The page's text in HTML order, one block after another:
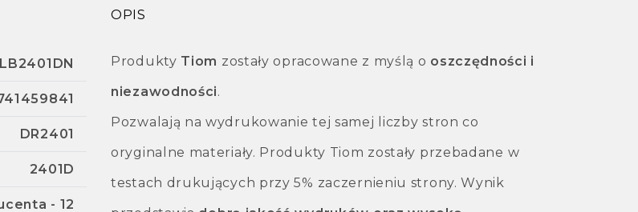
DR2401
2401D
- 12
OPIS
Produkty Tiom zostały opracowane z myślą o oszczędności i
niezawodności.
Pozwalają na wydrukowanie tej samej liczby stron co
oryginalne materiały. Produkty Tiom zostały przebadane w
testach drukujących przy 5% zaczernieniu strony. Wynik